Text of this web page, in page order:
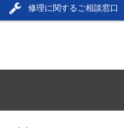
修理に関するご相談窓口